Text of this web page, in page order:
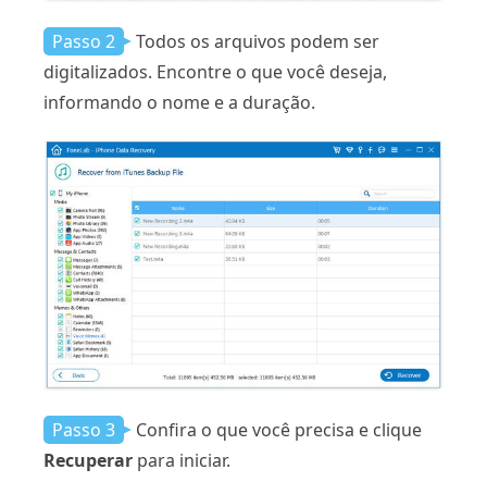
Passo 2
Todos os arquivos podem ser
digitalizados. Encontre o que você deseja,
informando o nome e a duração.
Passo 3
Confira o que você precisa e clique
Recuperar para iniciar.